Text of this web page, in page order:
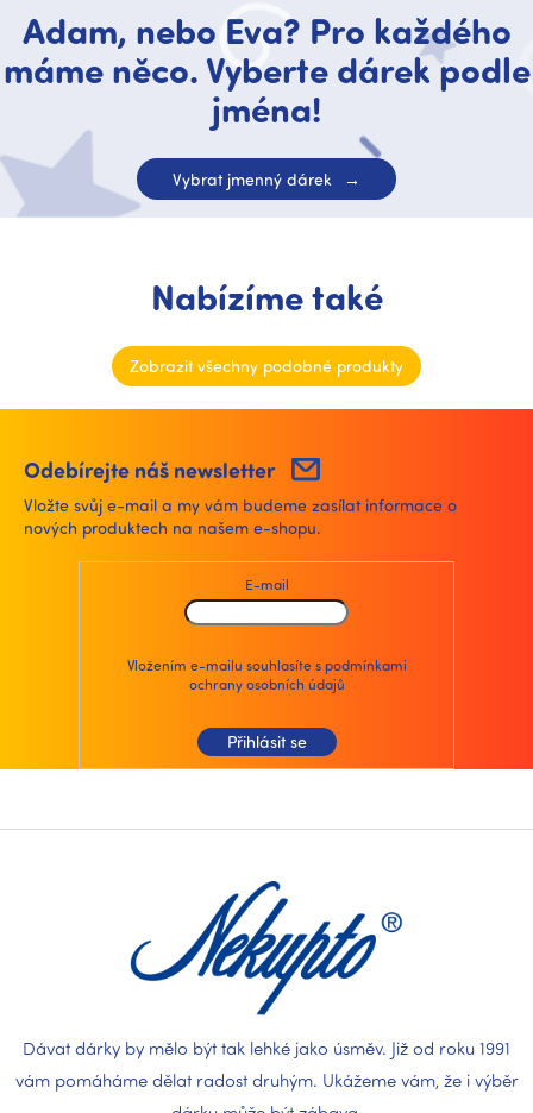
Adam, nebo Eva? Pro každého
máme něco. Vyberte dárek podle
jména!
Vybrat jmenný dárek
Nabízíme také
Zobrazit všechny podobné produkty
Odebírejte náš newsletter
Vložte svůj e-mail a my vám budeme zasílat informace o
nových produktech na našem e-shopu.
E-mail
Vložením e-mailu souhlasíte spodmínkami
ochrany osobních údajů
Přihlásit se
á
Dávat dárky by mělo být tak lehké jako úsměv. Již od roku 1991
vám pomáháme dělat radost druhým. Ukážeme vám, že i výběr